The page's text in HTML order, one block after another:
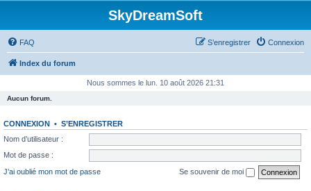
SkyDreamSoft
FAQ Connexion
S’enregistrer
Index du forum
Nous sommes le lun. 10 août 2026 21:31
Aucun forum.
CONNEXION • S’ENREGISTRER
Nom d’utilisateur :
Mot de passe :
J’ai oublié mon mot de passe
Se souvenir de moi